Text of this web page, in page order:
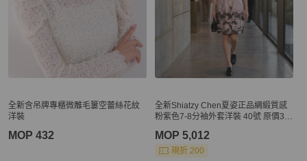
全新含吊牌專櫃微雕毛簍空蕾絲花紋
洋裝
MOP 432
全新Shiatzy Chen夏姿正品綢緞質感
粉紫色7-8分袖外套洋裝 40號 原價39
MOP 5,012
現折 200